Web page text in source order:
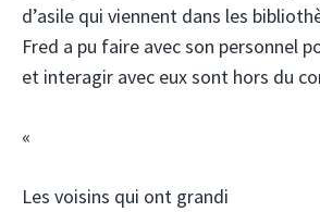
d’asile qui viennent dans les
Fred a pu faire avec son personnel
et interagir avec eux sont hors du
«
Les voisins qui ont grandi